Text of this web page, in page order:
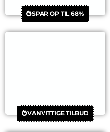
SPAR OP TIL 68%
VANVITTIGE TILBUD